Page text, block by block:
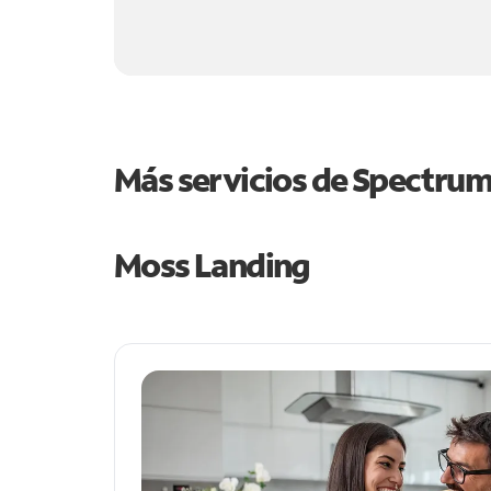
Más servicios de
Moss Landing